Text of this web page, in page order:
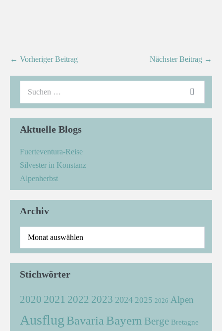
← Vorheriger Beitrag Nächster Beitrag →
Aktuelle Blogs
Fuerteventura-Reise
Silvester in Konstanz
Alpenherbst
Archiv
Stichwörter
2020 2021 2022 2023 2024 2025 2026 Alpen
Ausflug Bavaria Bayern Berge Bretagne